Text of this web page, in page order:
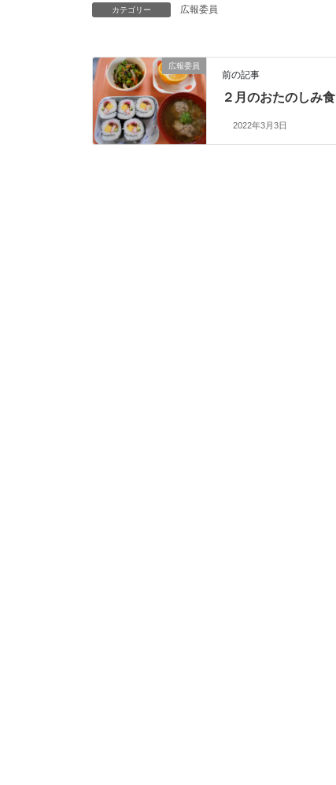
カテゴリー 広報委員
広報委員
前の記事
２月のおたのしみ食
2022年3月3日